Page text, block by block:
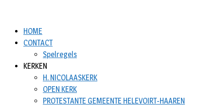
HOME
CONTACT
Spelregels
KERKEN
H. NICOLAASKERK
OPEN KERK
PROTESTANTE GEMEENTE HELEVOIRT-HAAREN